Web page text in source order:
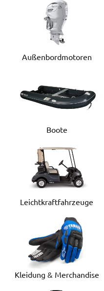
Außenbordmotoren
Boote
Leichtkraftfahrzeuge
Kleidung & Merchandise